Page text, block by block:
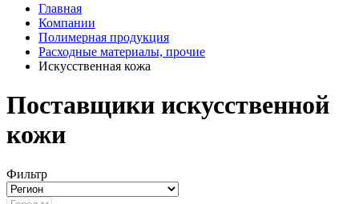
Главная
Компании
Полимерная продукция
Расходные материалы, прочие
Искусственная кожа
Поставщики искусственной
кожи
Фильтр